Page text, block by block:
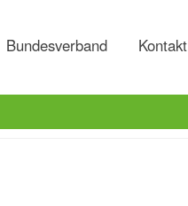
Bundesverband Kontakt